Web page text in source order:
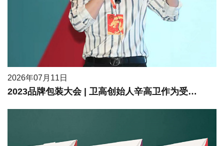
2026年07月11日
2023品牌包装大会 | 卫高创始人辛高卫作为受邀嘉宾进行现场分享